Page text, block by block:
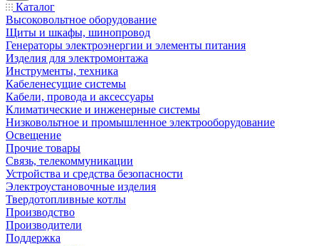
Каталог
Высоковольтное оборудование
Щиты и шкафы, шинопровод
Генераторы электроэнергии и элементы питания
Изделия для электромонтажа
Инструменты, техника
Кабеленесущие системы
Кабели, провода и аксессуары
Климатические и инженерные системы
Низковольтное и промышленное электрооборудование
Освещение
Прочие товары
Связь, телекоммуникации
Устройства и средства безопасности
Электроустановочные изделия
Твердотопливные котлы
Производство
Производители
Поддержка